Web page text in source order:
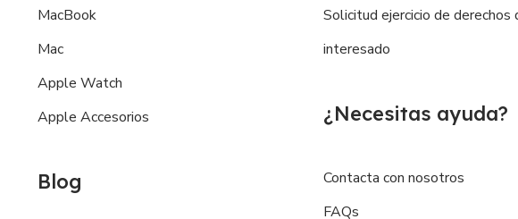
MacBook
Mac
Apple Watch
Apple Accesorios
Blog
Solicitud ejercicio de derechos
interesado
¿Necesitas ayuda?
Contacta con nosotros
FAQs